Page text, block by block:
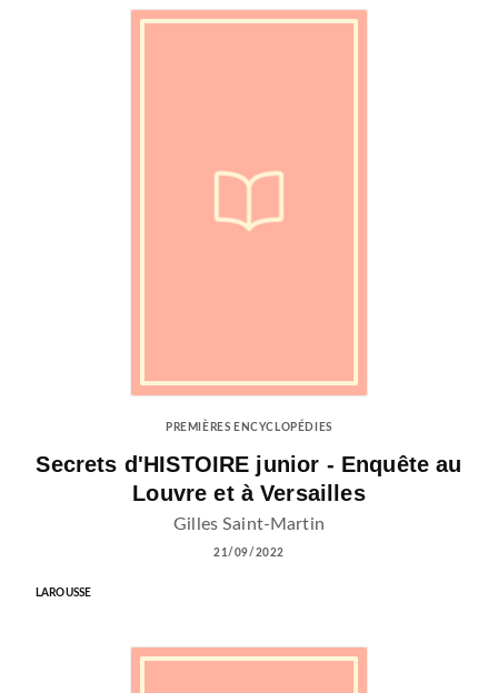
PREMIÈRES ENCYCLOPÉDIES
Secrets d'HISTOIRE junior - Enquête au
Louvre et à Versailles
Gilles Saint-Martin
21/09/2022
LAROUSSE